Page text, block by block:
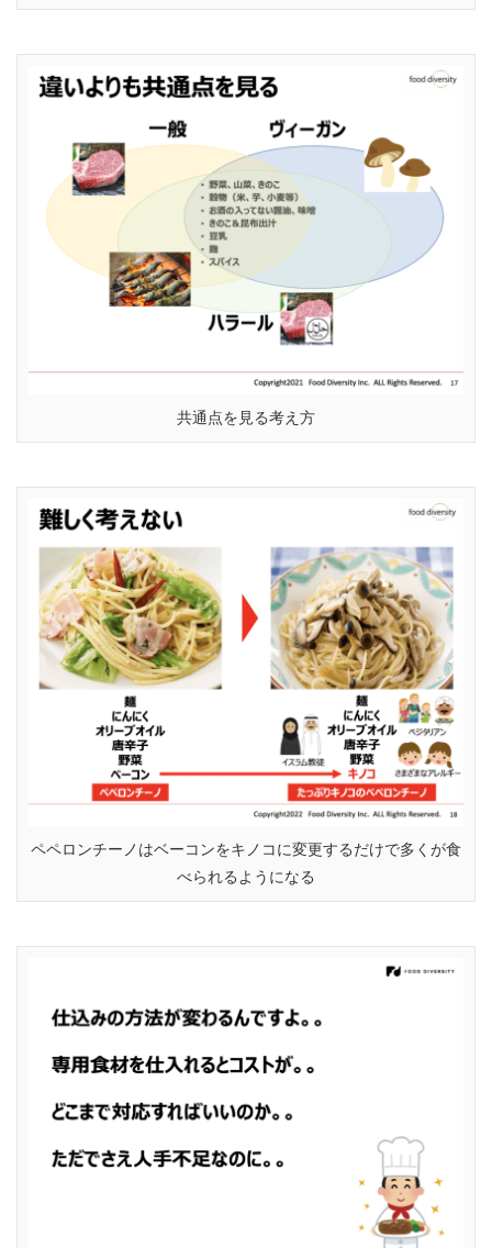
共通点を見る考え方
ペペロンチーノはベーコンをキノコに変更するだけで多くが食
べられるようになる